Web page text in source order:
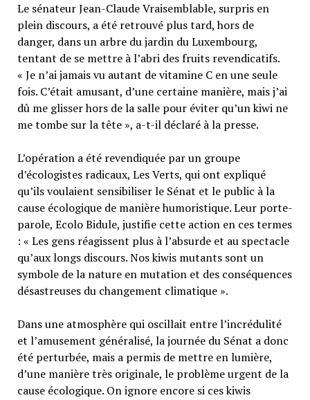
Le sénateur Jean-Claude Vraisemblable, surpris en
plein discours, a été retrouvé plus tard, hors de
danger, dans un arbre du jardin du Luxembourg,
tentant de se mettre à l’abri des fruits revendicatifs.
« Je n’ai jamais vu autant de vitamine C en une seule
fois. C’était amusant, d’une certaine manière, mais j’ai
dû me glisser hors de la salle pour éviter qu’un kiwi ne
me tombe sur la tête », a-t-il déclaré à la presse.
L’opération a été revendiquée par un groupe
d’écologistes radicaux, Les Verts, qui ont expliqué
qu’ils voulaient sensibiliser le Sénat et le public à la
cause écologique de manière humoristique. Leur porte-
parole, Ecolo Bidule, justifie cette action en ces termes
: « Les gens réagissent plus à l’absurde et au spectacle
qu’aux longs discours. Nos kiwis mutants sont un
symbole de la nature en mutation et des conséquences
désastreuses du changement climatique ».
Dans une atmosphère qui oscillait entre l’incrédulité
et l’amusement généralisé, la journée du Sénat a donc
été perturbée, mais a permis de mettre en lumière,
d’une manière très originale, le problème urgent de la
cause écologique. On ignore encore si ces kiwis